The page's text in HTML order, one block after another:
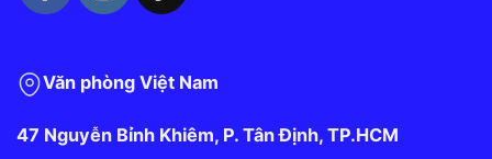
Văn phòng Việt Nam
47 Nguyễn Bỉnh Khiêm, P. Tân Định, TP.HCM